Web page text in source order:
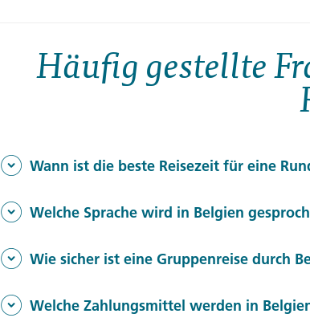
Häufig gestellte
Wann ist die beste Reisezeit für eine
Temperaturen und viele Kulturveranstaltungen.
Welche Sprache wird in Belgien
das gesellschaftliche Leben. In touristischen
Wie sicher ist eine Gruppenreise durch
bieten zusätzliche organisatorische Sicherheit
Welche Zahlungsmittel werden in